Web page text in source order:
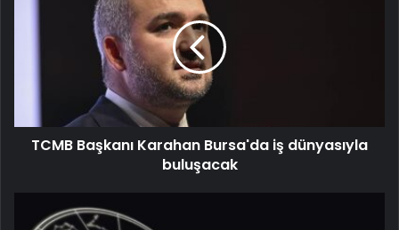
TCMB Başkanı Karahan Bursa'da iş dünyasıyla
buluşacak